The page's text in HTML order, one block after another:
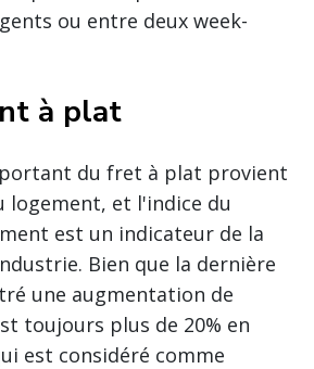
ou entre deux week-
à plat
du fret à plat provient
logement, et l'indice du
est un indicateur de la
Bien que la dernière
une augmentation de
toujours plus de 20% en
est considéré comme